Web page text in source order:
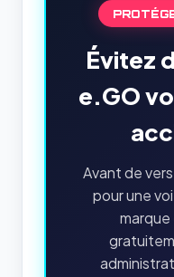
Évitez
e.GO
Avant de
pour une